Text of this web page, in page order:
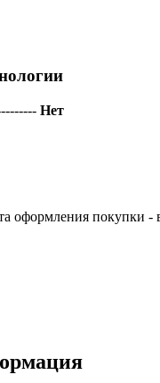
Нет
оформления покупки